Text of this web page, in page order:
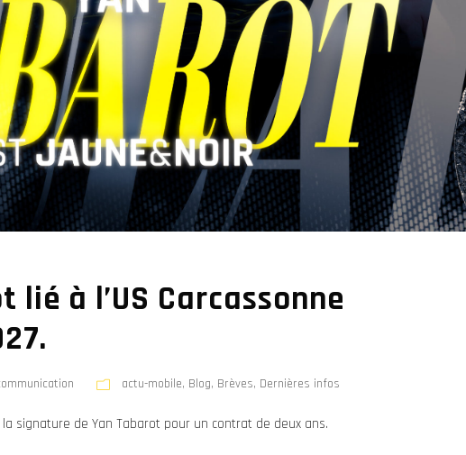
lié à l’US Carcassonne
actu-mobile, Blog, Brèves, Dernières infos
la signature de Yan Tabarot pour un contrat de deux ans.